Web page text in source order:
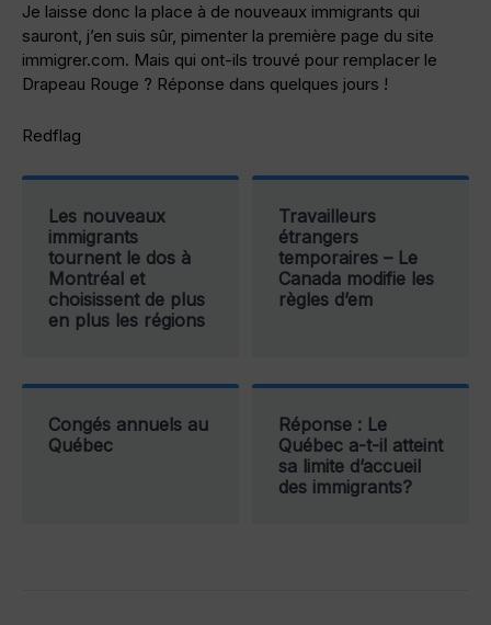
Je laisse donc la place à de nouveaux immigrants qui
sauront, j’en suis sûr, pimenter la première page du site
immigrer.com. Mais qui ont-ils trouvé pour remplacer le
Drapeau Rouge ? Réponse dans quelques jours !
Redflag
Les nouveaux
immigrants
tournent le dos à
Montréal et
choisissent de plus
en plus les régions
Travailleurs
étrangers
temporaires – Le
Canada modifie les
règles d’em
Congés annuels au
Québec
Réponse : Le
Québec a-t-il atteint
sa limite d’accueil
des immigrants?